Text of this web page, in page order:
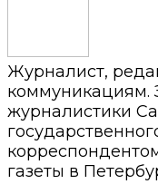
Журналист,
коммуникациям.
журналистики
газеты в